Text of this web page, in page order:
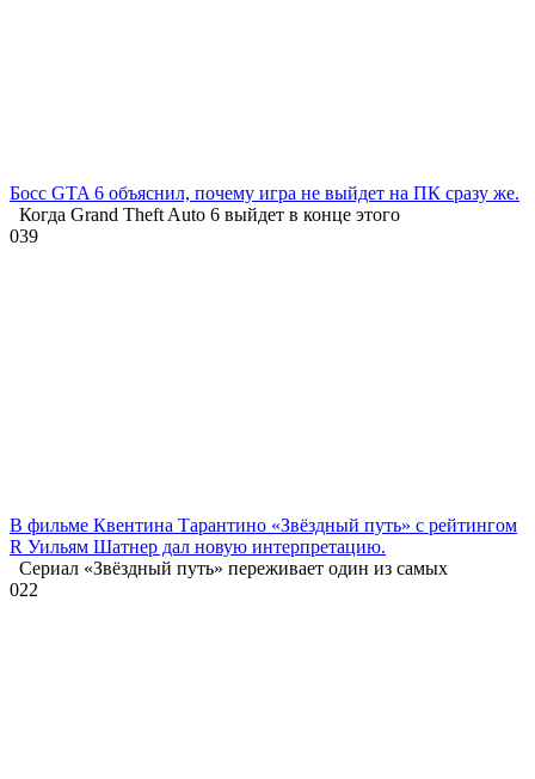
Босс GTA 6 объяснил, почему игра не выйдет на ПК сразу же.
Когда Grand Theft Auto 6 выйдет в конце этого
039
В фильме Квентина Тарантино «Звёздный путь» с рейтингом
R Уильям Шатнер дал новую интерпретацию.
Сериал «Звёздный путь» переживает один из самых
022